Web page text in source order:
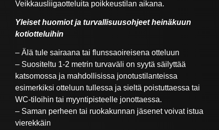
Veikkausliigaotteluita poikkeustilan aikana.
Yleiset huomiot ja turvallisuusohjeet heinäkuun
kotiotteluihin
– Älä tule sairaana tai flunssaoireisena otteluun
– Suositeltu 1-2 metrin turvaväli on syytä säilyttää
katsomossa ja mahdollisissa jonotustilanteissa
esimerkiksi otteluun tullessa ja sieltä poistuttaessa tai
WC-tiloihin tai myyntipisteelle jonottaessa.
– Saman perheen tai ruokakunnan jäsenet voivat istua
vierekkäin